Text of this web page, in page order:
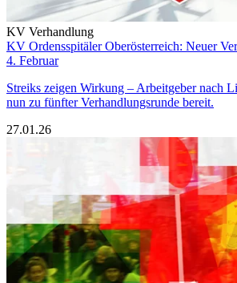
KV Verhandlung
KV Ordensspitäler Oberösterreich: Neuer
4. Februar
Streiks zeigen Wirkung – Arbeitgeber nach
nun zu fünfter Verhandlungsrunde bereit.
27.01.26